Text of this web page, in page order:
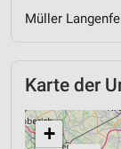
Müller
Karte der
+